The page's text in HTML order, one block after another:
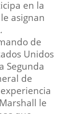
en la
asignan
de
Unidos
Segunda
de
le